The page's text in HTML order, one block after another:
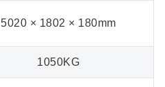
5020 × 1802 × 180mm
1050KG